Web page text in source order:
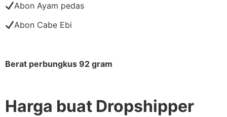
Abon Ayam pedas
Abon Cabe Ebi
Berat perbungkus 92 gram
Harga buat Dropshipper